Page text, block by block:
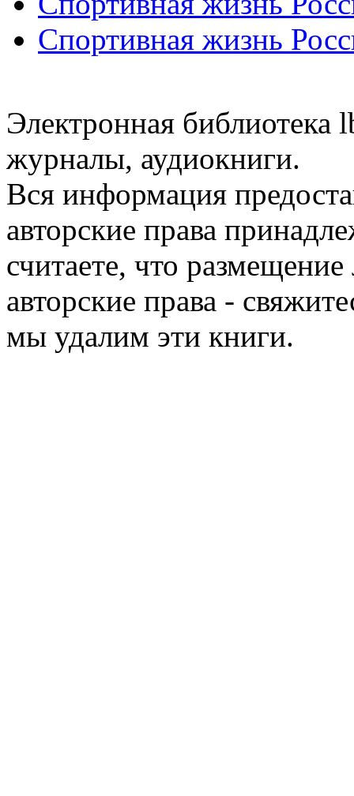
Спортивная жизнь
Электронная библиотека
журналы, аудиокниги.
Вся информация
авторские права
считаете, что
авторские права -
мы удалим эти книги.